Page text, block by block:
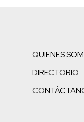
QUIENES
DIRECTORIO